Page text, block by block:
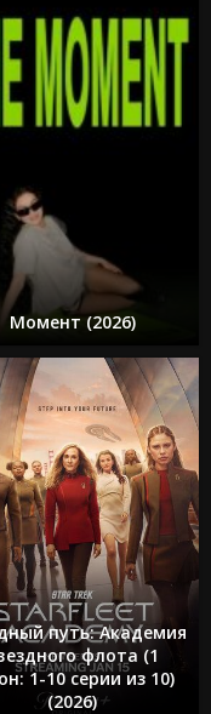
Момент (2026)
путь: Академия
флота (1
1-10 серии из 10)
(2026)